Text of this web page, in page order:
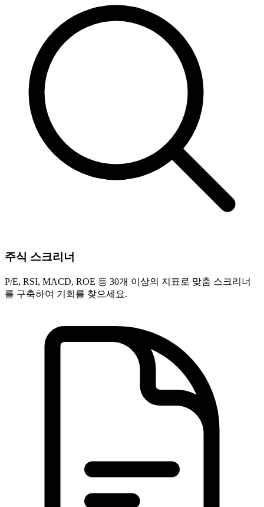
주식 스크리너
P/E, RSI, MACD, ROE 등 30개 이상의 지표로 맞춤 스크리너
를 구축하여 기회를 찾으세요.